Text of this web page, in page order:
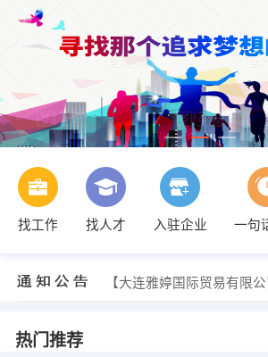
找工作 找人才 入驻企业 一句
综合管理部 发布 [销售业
【大连雅婷国际贸易有限
热门推荐